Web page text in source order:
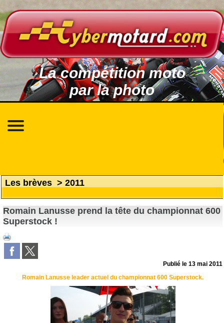
La compétition moto
par la photo
Les brèves > 2011
Romain Lanusse prend la tête du championnat 600
Superstock !
Publié le13 mai 2011
Romain Lanusse leader actuel du championnat 600 Superstock.